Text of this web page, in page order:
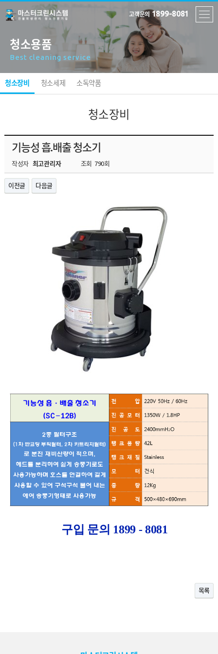
고객문의 1899-8081
청소용품
Best cleaning service
청소장비 청소세제 소독약품
청소장비
기능성 흡.배출 청소기
작성자 최고관리자 조회 790회
이전글 다음글
구입 문의 1899 - 8081
목록